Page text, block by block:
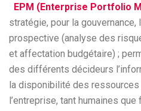
EPM (Enterprise Portfolio
stratégie, pour la gouvernance,
prospective (analyse des
et affectation budgétaire) ;
des différents décideurs
la disponibilité des
l’entreprise, tant humaines que